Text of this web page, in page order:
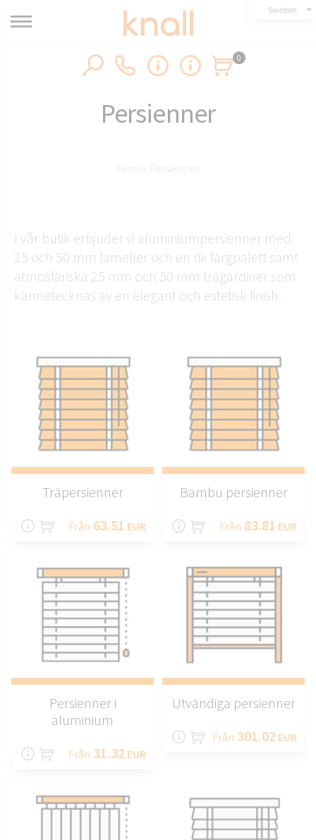
Sweden
0
Persienner
Hem › Persienner
I vår butik erbjuder vi aluminiumpersienner med
25 och 50 mm lameller och en rik färgpalett samt
atmosfäriska 25 mm och 50 mm trägardiner som
kännetecknas av en elegant och estetisk finish.
Träpersienner
Från 63.51 EUR
Bambu persienner
Från 83.81 EUR
Persienner i
aluminium
Från 31.32 EUR
Utvändiga persienner
Från 301.02 EUR